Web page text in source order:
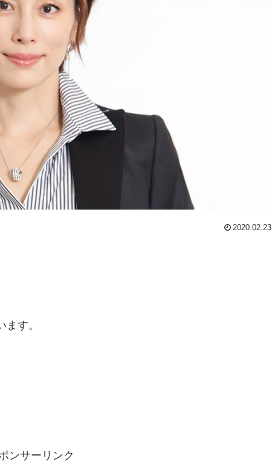
2020.02.23
す。
ンサーリンク